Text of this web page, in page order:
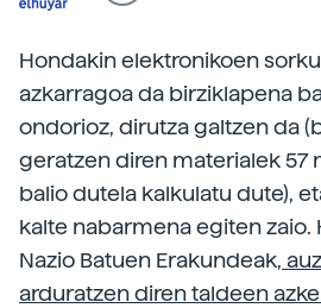
Hondakin elektronikoen
azkarragoa da birziklapena
ondorioz, dirutza galtzen da
geratzen diren materialek 57
balio dutela kalkulatu dute),
kalte nabarmena egiten zaio.
Nazio Batuen Erakundeak,
arduratzen diren taldeen